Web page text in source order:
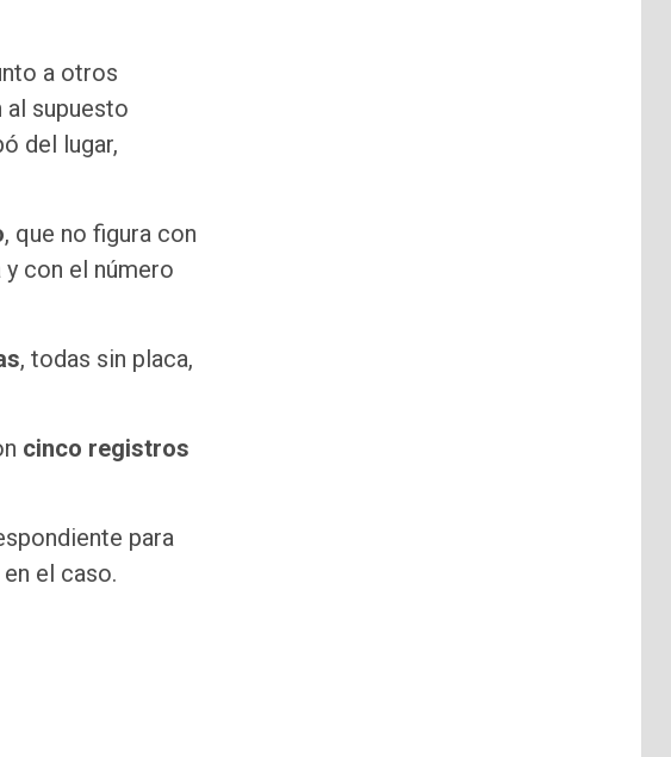
a otros
al supuesto
del lugar,
, que no figura con
y con el número
, todas sin placa,
cinco registros
para
el caso.